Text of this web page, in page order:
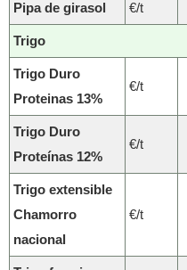
Pipa de girasol €/t
Trigo
Trigo Duro
Proteinas 13%
€/t
Trigo Duro
Proteínas 12%
€/t
Trigo extensible
Chamorro
nacional
€/t